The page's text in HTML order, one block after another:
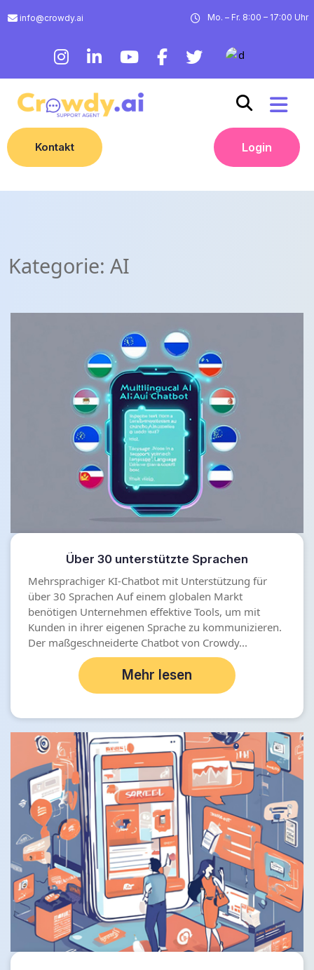
info@crowdy.ai Mo. – Fr. 8:00 – 17:00 Uhr
Kontakt Login
Kategorie: AI
Über 30 unterstützte Sprachen
Mehrsprachiger KI-Chatbot mit Unterstützung für
über 30 Sprachen Auf einem globalen Markt
benötigen Unternehmen effektive Tools, um mit
Kunden in ihrer eigenen Sprache zu kommunizieren.
Der maßgeschneiderte Chatbot von Crowdy...
Mehr lesen